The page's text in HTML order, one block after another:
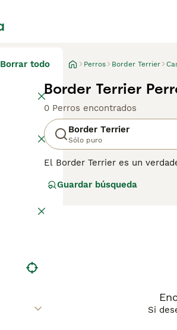
Borrar todo Perros Border Terrier
Border Terrier
0 Perros encontrados
Border Terrier
Sólo puro
El Border Terrier es un
tremenda resistencia, ya
Guardar búsqueda
Si